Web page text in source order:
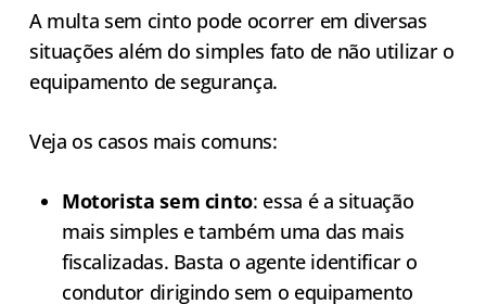
A multa sem cinto pode ocorrer em diversas
situações além do simples fato de não utilizar o
equipamento de segurança.
Veja os casos mais comuns:
Motorista sem cinto: essa é a situação
mais simples e também uma das mais
fiscalizadas. Basta o agente identificar o
condutor dirigindo sem o equipamento